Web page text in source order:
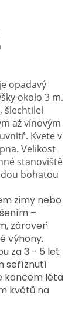
m
- srpen
je opadavý
okolo 3 m.
šlechtilel
až vínovým
Kvete v
Velikost
stanoviště
bohatou
zimy nebo
–
zároveň
výhony.
za 3 - 5 let
seříznutí
koncem léta
květů na